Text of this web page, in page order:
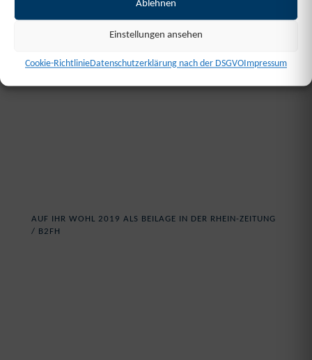
Ablehnen
Einstellungen ansehen
Cookie-RichtlinieDatenschutzerklärung nach der DSGVOImpressum
AUF IHR WOHL 2019 ALS BEILAGE IN DER RHEIN-ZEITUNG
/ B2FH